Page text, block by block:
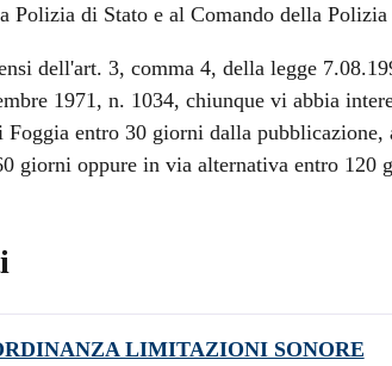
Polizia di Stato e al Comando della
dell'art. 3, comma 4, della legge
1971, n. 1034, chiunque vi abbia
Foggia entro 30 giorni dalla
giorni oppure in via alternativa entro 120
LIMITAZIONI SONORE